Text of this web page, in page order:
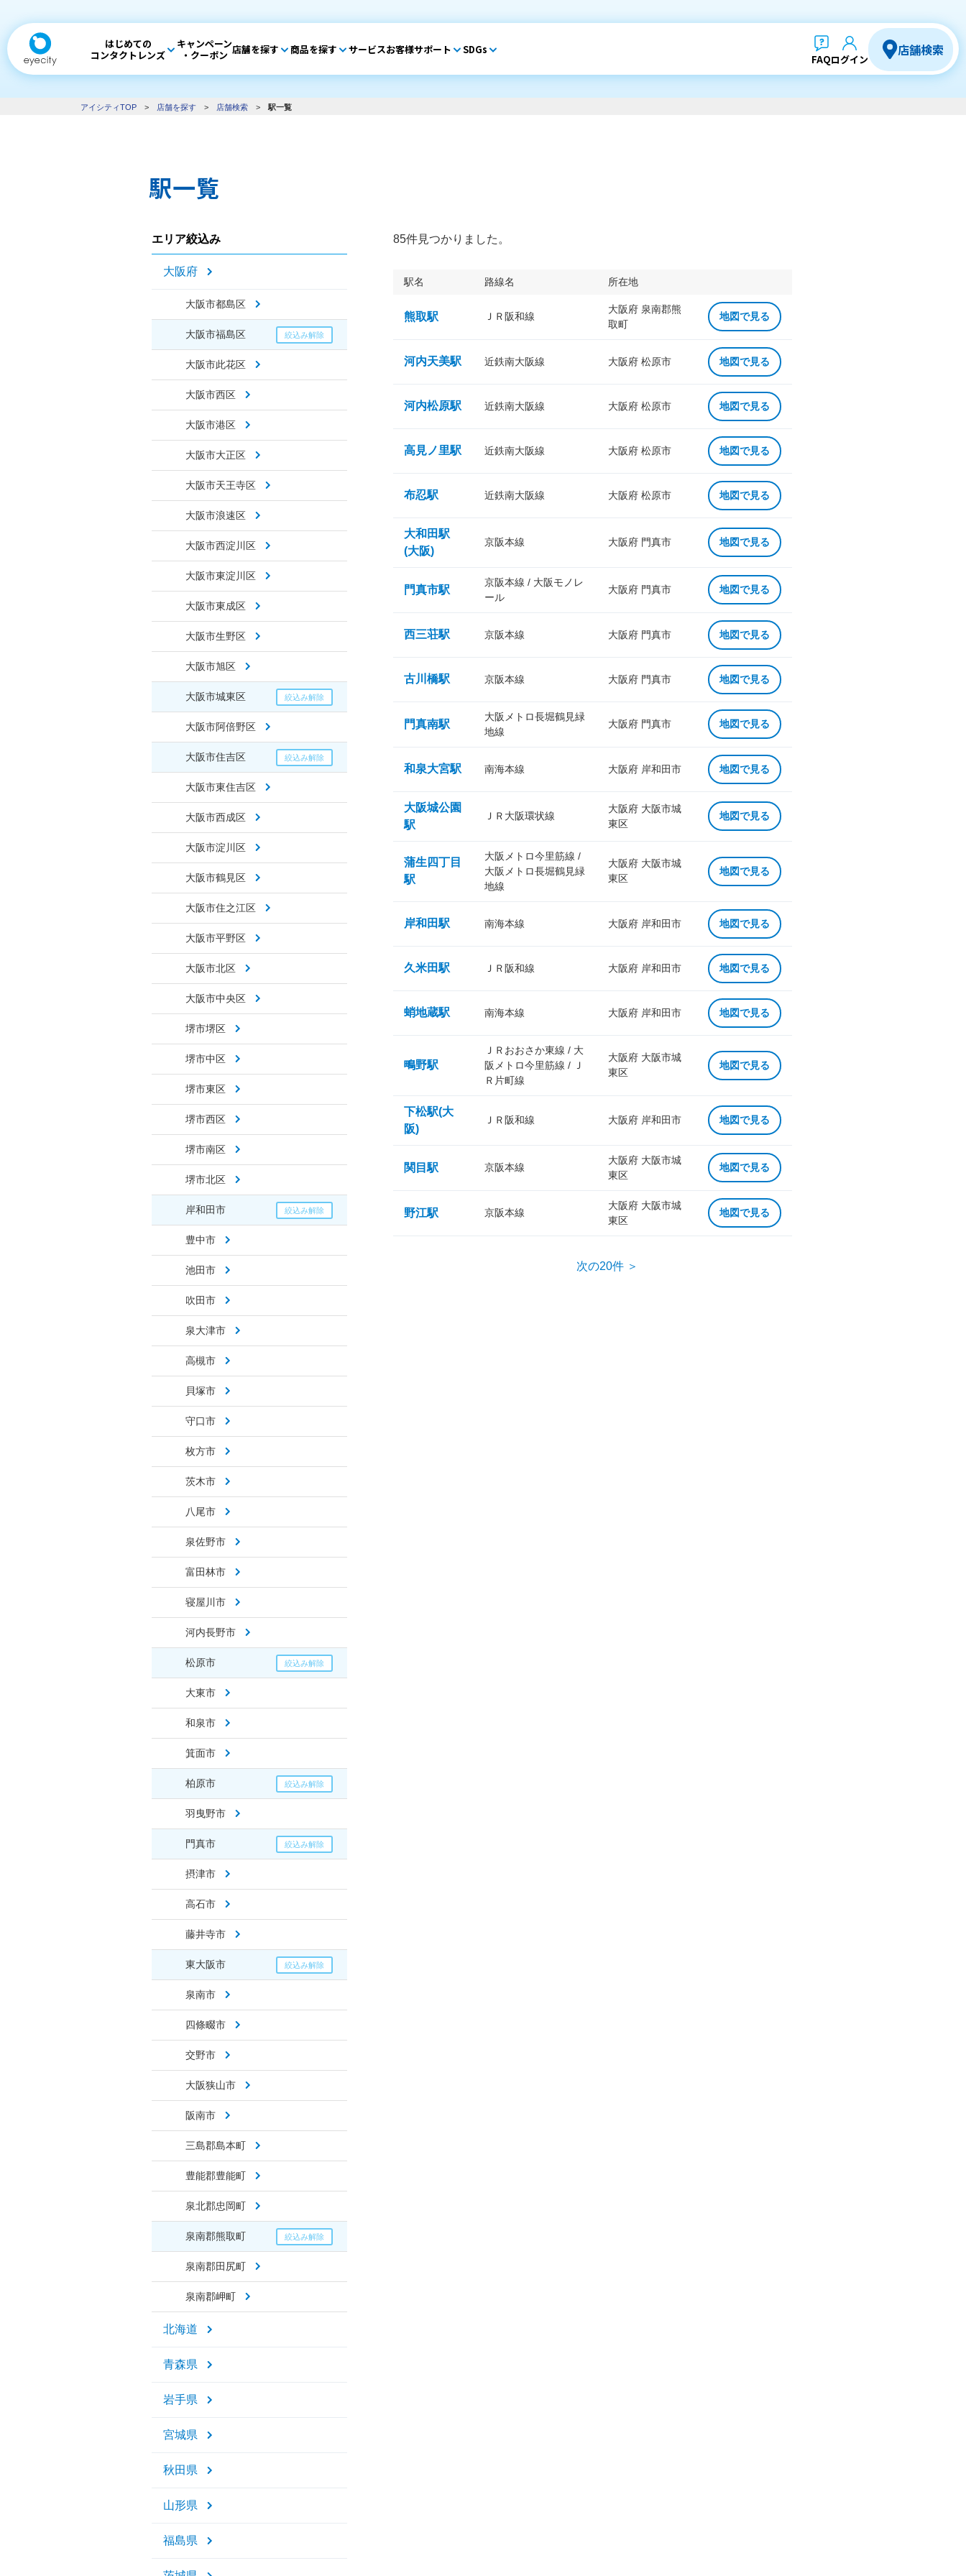
はじめての
コンタクトレンズ
キャンペーン
・クーポン 店舗を探す 商品を探す サービスお客様サポート SDGs
FAQログイン
店舗検索
アイシティTOP > 店舗を探す > 店舗検索 > 駅一覧
駅一覧
エリア絞込み
大阪府
大阪市都島区
大阪市福島区
大阪市此花区
大阪市西区
大阪市港区
大阪市大正区
大阪市天王寺区
大阪市浪速区
大阪市西淀川区
大阪市東淀川区
大阪市東成区
大阪市生野区
大阪市旭区
大阪市城東区
大阪市阿倍野区
大阪市住吉区
大阪市東住吉区
大阪市西成区
大阪市淀川区
大阪市鶴見区
大阪市住之江区
大阪市平野区
大阪市北区
大阪市中央区
堺市堺区
堺市中区
堺市東区
堺市西区
堺市南区
堺市北区
岸和田市
豊中市
池田市
吹田市
泉大津市
高槻市
貝塚市
守口市
枚方市
茨木市
八尾市
泉佐野市
富田林市
寝屋川市
河内長野市
松原市
大東市
和泉市
箕面市
柏原市
羽曳野市
門真市
摂津市
高石市
藤井寺市
東大阪市
泉南市
四條畷市
交野市
大阪狭山市
阪南市
三島郡島本町
豊能郡豊能町
泉北郡忠岡町
泉南郡熊取町
泉南郡田尻町
泉南郡岬町
北海道
青森県
岩手県
宮城県
秋田県
山形県
福島県
85件見つかりました。
駅名 路線名 所在地
熊取駅 ＪＲ阪和線
大阪府 泉南郡熊
取町
地図で見る
河内天美駅 近鉄南大阪線 大阪府 松原市 地図で見る
河内松原駅 近鉄南大阪線 大阪府 松原市 地図で見る
高見ノ里駅 近鉄南大阪線 大阪府 松原市 地図で見る
布忍駅 近鉄南大阪線 大阪府 松原市 地図で見る
大和田駅
(大阪)
京阪本線 大阪府 門真市 地図で見る
門真市駅
京阪本線 / 大阪モノレ
ール
大阪府 門真市 地図で見る
西三荘駅 京阪本線 大阪府 門真市 地図で見る
古川橋駅 京阪本線 大阪府 門真市 地図で見る
門真南駅
大阪メトロ長堀鶴見緑
地線
大阪府 門真市 地図で見る
和泉大宮駅 南海本線 大阪府 岸和田市 地図で見る
大阪城公園
駅
ＪＲ大阪環状線
大阪府 大阪市城
東区
地図で見る
蒲生四丁目
駅
大阪メトロ今里筋線 /
大阪メトロ長堀鶴見緑
地線
大阪府 大阪市城
東区
地図で見る
岸和田駅 南海本線 大阪府 岸和田市 地図で見る
久米田駅 ＪＲ阪和線 大阪府 岸和田市 地図で見る
蛸地蔵駅 南海本線 大阪府 岸和田市 地図で見る
鴫野駅
ＪＲおおさか東線 / 大
阪メトロ今里筋線 / Ｊ
Ｒ片町線
大阪府 大阪市城
東区
地図で見る
下松駅(大
阪)
ＪＲ阪和線 大阪府 岸和田市 地図で見る
関目駅 京阪本線
大阪府 大阪市城
東区
地図で見る
野江駅 京阪本線
大阪府 大阪市城
東区
地図で見る
次の20件 ＞